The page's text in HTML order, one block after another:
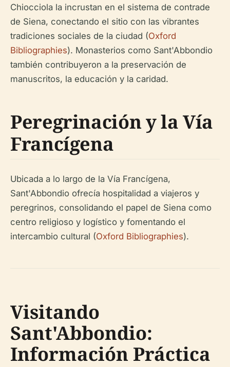
Chiocciola la incrustan en el sistema de contrade
de Siena, conectando el sitio con las vibrantes
tradiciones sociales de la ciudad (Oxford
Bibliographies). Monasterios como Sant'Abbondio
también contribuyeron a la preservación de
manuscritos, la educación y la caridad.
Peregrinación y la Vía
Francígena
Ubicada a lo largo de la Vía Francígena,
Sant'Abbondio ofrecía hospitalidad a viajeros y
peregrinos, consolidando el papel de Siena como
centro religioso y logístico y fomentando el
intercambio cultural (Oxford Bibliographies).
Visitando
Sant'Abbondio:
Información Práctica